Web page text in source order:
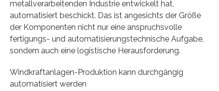
metallverarbeitenden Industrie entwickelt hat,
automatisiert beschickt. Das ist angesichts der Größe
der Komponenten nicht nur eine anspruchsvolle
fertigungs- und automatisierungstechnische Aufgabe,
sondern auch eine logistische Herausforderung.
Windkraftanlagen-Produktion kann durchgängig
automatisiert werden